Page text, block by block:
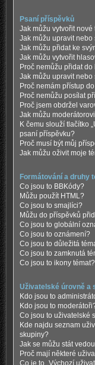
Psaní příspěvků
Jak můžu vytvořit
Jak můžu upravit
Jak můžu přidat ke
Jak můžu vytvořit
Proč nemůžu přidat
Jak můžu upravit
Proč nemám přístup
Proč nemůžu posílat
Proč jsem obdržel
Jak můžu
K čemu slouží tlačítko
psaní příspěvku?
Proč musí být můj
Jak můžu oživit moje
Formátování a druhy
Co jsou to BBKódy?
Můžu použít HTML?
Co jsou to smajlíci?
Můžu do příspěvků
Co jsou to globální
Co jsou to oznámení?
Co jsou to důležitá
Co jsou to zamknutá
Co jsou to ikony témat?
Uživatelské úrovně a
Kdo jsou to
Kdo jsou to
Co jsou to uživatelské
Kde najdu seznam
skupiny?
Jak se můžu stát
Proč mají některé